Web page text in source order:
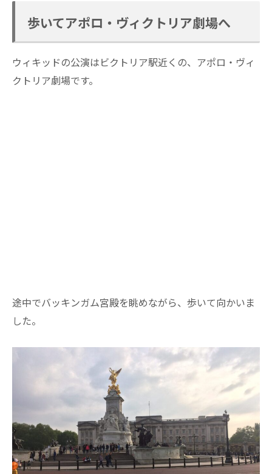
歩いてアポロ・ヴィクトリア劇場へ
ウィキッドの公演はビクトリア駅近くの、アポロ・ヴィ
クトリア劇場です。
途中でバッキンガム宮殿を眺めながら、歩いて向かいま
した。